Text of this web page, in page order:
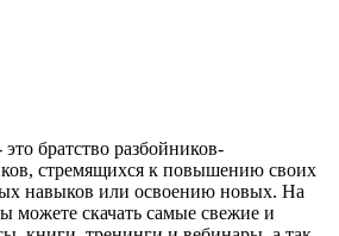
это братство разбойников-
стремящихся к повышению своих
навыков или освоению новых. На
можете скачать самые свежие и